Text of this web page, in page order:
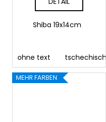
Shiba 19x14cm
ohne text tschechisch
MEHR FARBEN